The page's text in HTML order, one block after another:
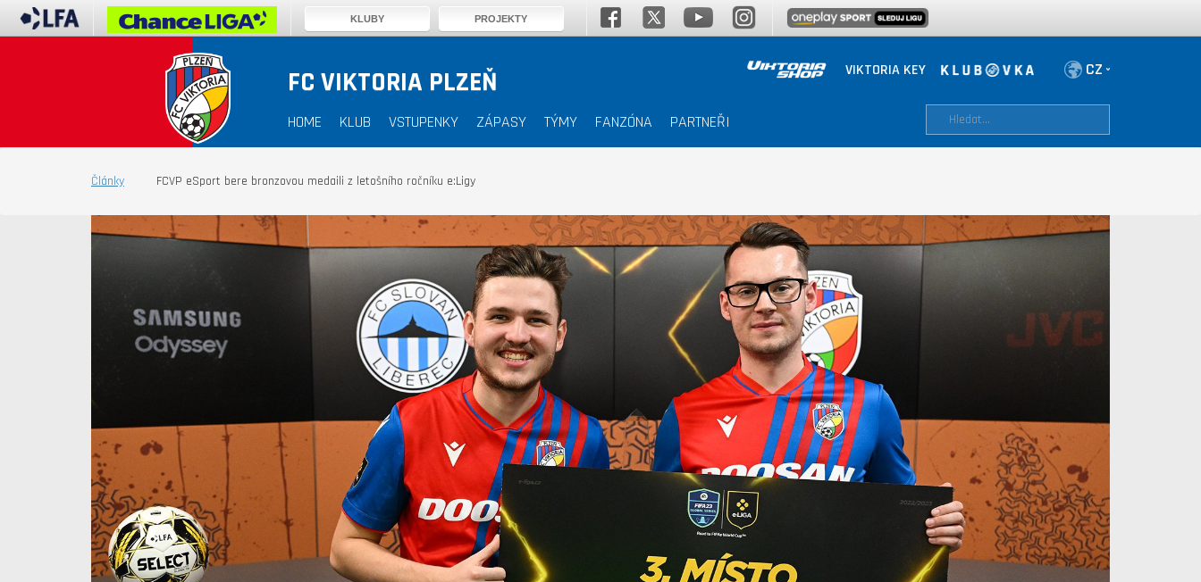
VIKTORIA KEY
FC VIKTORIA PLZEŇ
HOME KLUB VSTUPENKY ZÁPASY TÝMY FANZÓNA PARTNEŘI
Články FCVP eSport bere bronzovou medaili z letošního ročníku e:Ligy
KLUBY PROJEKTY